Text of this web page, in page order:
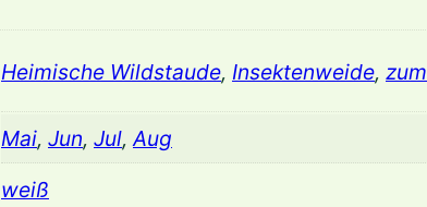
Heimische Wildstaude, Insektenweide,
Mai, Jun, Jul,Aug
weiß